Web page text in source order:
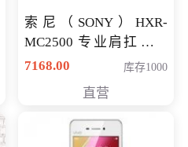
索尼（SONY）HXR-
MC2500 专业肩扛式存
储卡全高清摄录一体机
清入门级摄像机
7168.00 库存1000
直营